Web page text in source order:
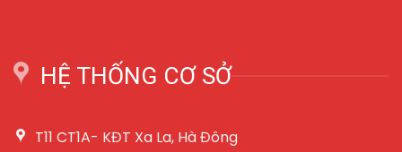
HỆ THỐNG CƠ SỞ
T11 CT1A- KĐT Xa La, Hà Đông